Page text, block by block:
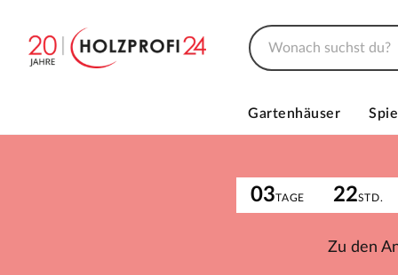
Gartenhäuser
03TAGE 22STD.
Zu den